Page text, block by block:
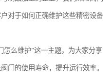
对于如何正确维护这些精密设备
怎么维护”这一主题，为大家分享
门的使用寿命，提升运行效率。